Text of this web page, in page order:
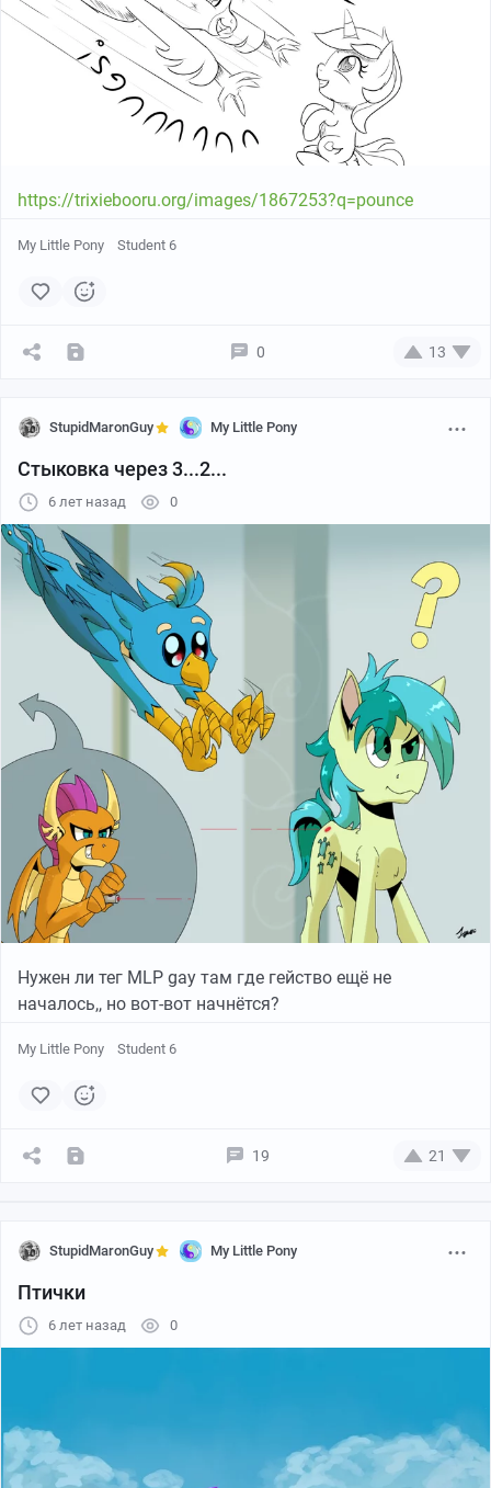
https://trixiebooru.org/images/1867253?q=pounce
My Little Pony Student 6
0 13
StupidMaronGuy My Little Pony
Стыковка через 3...2...
6 лет назад 0
Нужен ли тег MLP gay там где гейство ещё не
началось,, но вот-вот начнётся?
My Little Pony Student 6
19 21
StupidMaronGuy My Little Pony
Птички
6 лет назад 0